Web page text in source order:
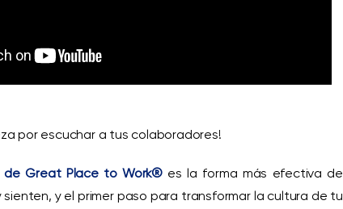
por escuchar a tus colaboradores!
de Great Place to Work® es la forma más efectiva de
y el primer paso para transformar la cultura de tu